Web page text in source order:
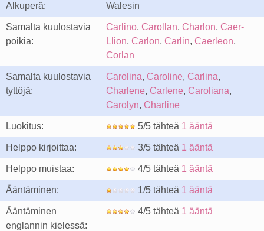
Alkuperä: Walesin
Samalta kuulostavia
poikia:
Carlino, Carollan, Charlon, Caer-
Llion, Carlon, Carlin, Caerleon,
Corlan
Samalta kuulostavia
tyttöjä:
Carolina, Caroline, Carlina,
Charlene, Carlene, Caroliana,
Carolyn, Charline
Luokitus: 5/5 tähteä 1 ääntä
Helppo kirjoittaa: 3/5 tähteä 1 ääntä
Helppo muistaa: 4/5 tähteä 1 ääntä
Ääntäminen: 1/5 tähteä 1 ääntä
Ääntäminen
englannin kielessä:
4/5 tähteä 1 ääntä